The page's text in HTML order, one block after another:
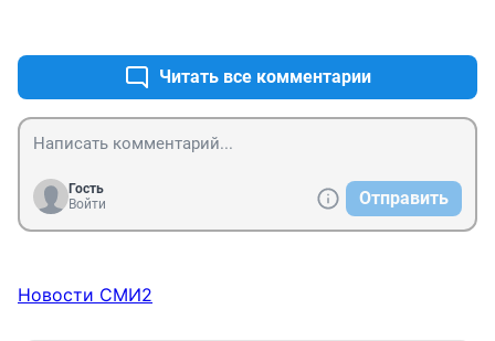
Читать все комментарии
Гость
Войти
Отправить
Новости СМИ2